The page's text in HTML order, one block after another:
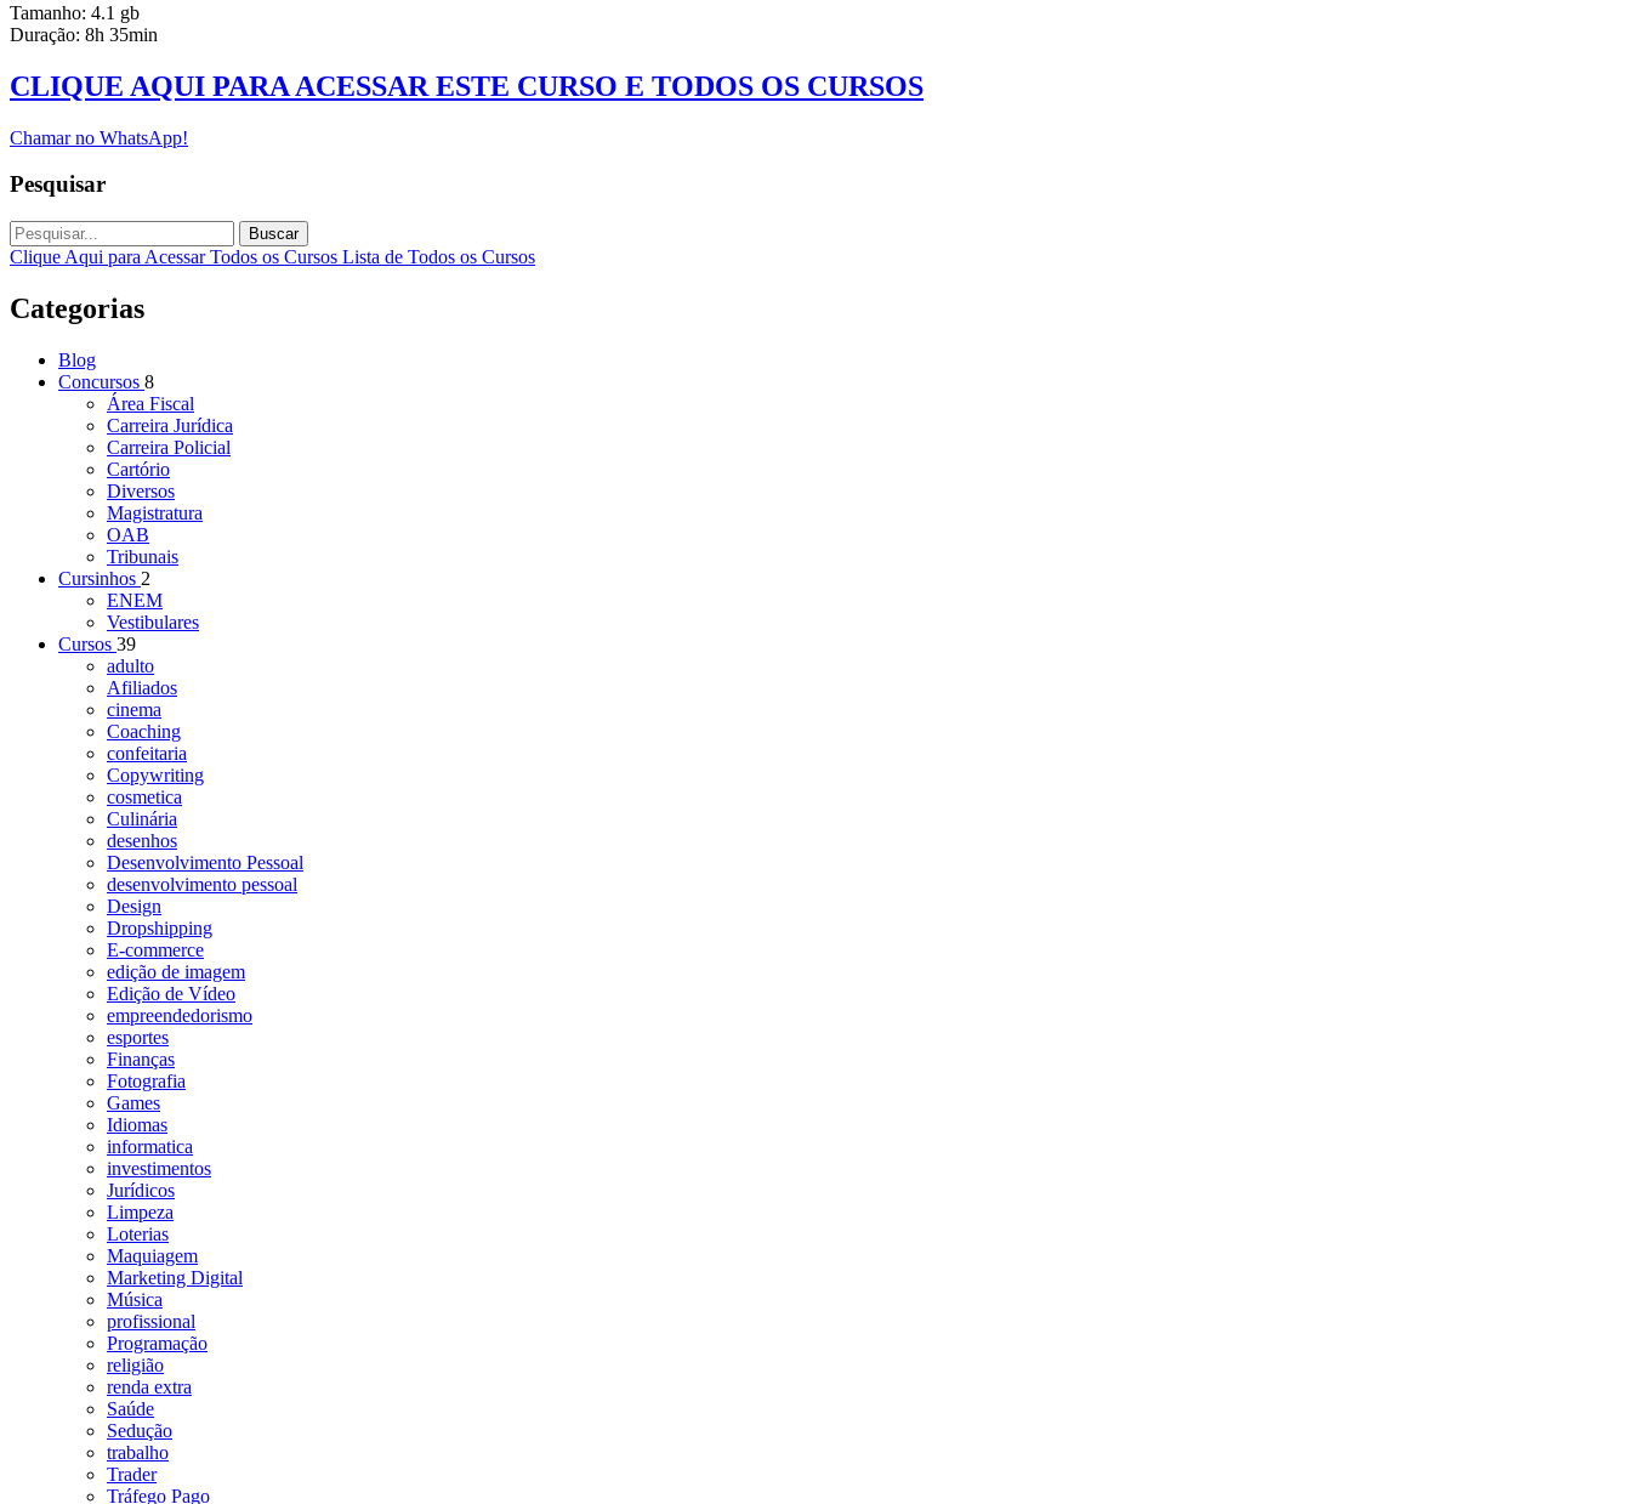
Tamanho: 4.1 gb
Duração: 8h 35min
CLIQUE AQUI PARA ACESSAR ESTE CURSO E TODOS OS CURSOS
Chamar no WhatsApp!
Pesquisar
Buscar
Clique Aqui para Acessar Todos os Cursos Lista de Todos os Cursos
Categorias
Blog
Concursos 8
Área Fiscal
Carreira Jurídica
Carreira Policial
Cartório
Diversos
Magistratura
OAB
Tribunais
Cursinhos 2
ENEM
Vestibulares
Cursos 39
adulto
Afiliados
cinema
Coaching
confeitaria
Copywriting
cosmetica
Culinária
desenhos
Desenvolvimento Pessoal
desenvolvimento pessoal
Design
Dropshipping
E-commerce
edição de imagem
Edição de Vídeo
empreendedorismo
esportes
Finanças
Fotografia
Games
Idiomas
informatica
investimentos
Jurídicos
Limpeza
Loterias
Maquiagem
Marketing Digital
Música
profissional
Programação
religião
renda extra
Saúde
Sedução
trabalho
Trader
Tráfego Pago